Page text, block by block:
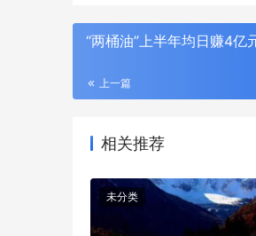
“两桶油”上半年均日赚4亿
上一篇
相关推荐
未分类